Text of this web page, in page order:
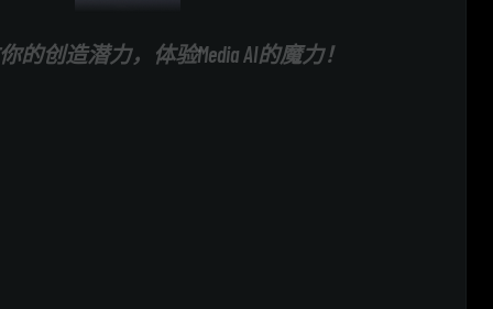
的创造潜力，体验Media AI的魔力！